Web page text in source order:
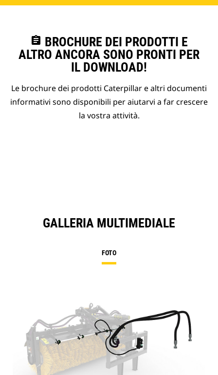
assignment BROCHURE DEI PRODOTTI E
ALTRO ANCORA SONO PRONTI PER
IL DOWNLOAD!
Le brochure dei prodotti Caterpillar e altri documenti
informativi sono disponibili per aiutarvi a far crescere
la vostra attività.
GALLERIA MULTIMEDIALE
FOTO